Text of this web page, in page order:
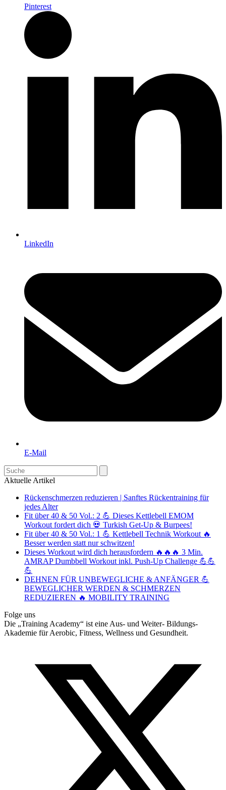
Pinterest
LinkedIn
E-Mail
Search
Aktuelle Artikel
Rückenschmerzen reduzieren | Sanftes Rückentraining für
jedes Alter
Fit über 40 & 50 Vol.: 2 💪 Dieses Kettlebell EMOM
Workout fordert dich 💀 Turkish Get-Up & Burpees!
Fit über 40 & 50 Vol.: 1 💪 Kettlebell Technik Workout 🔥
Besser werden statt nur schwitzen!
Dieses Workout wird dich herausfordern 🔥🔥🔥 3 Min.
AMRAP Dumbbell Workout inkl. Push-Up Challenge 💪💪
💪
DEHNEN FÜR UNBEWEGLICHE & ANFÄNGER 💪
BEWEGLICHER WERDEN & SCHMERZEN
REDUZIEREN 🔥 MOBILITY TRAINING
Folge uns
Die „Training Academy“ ist eine Aus- und Weiter- Bildungs-
Akademie für Aerobic, Fitness, Wellness und Gesundheit.